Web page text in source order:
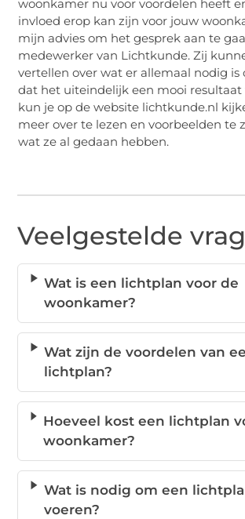
woonkamer nu voor voordelen heeft
invloed erop kan zijn voor jouw
mijn advies om het gesprek aan te
medewerker van Lichtkunde. Zij
vertellen over wat er allemaal nodig is
dat het uiteindelijk een mooi resultaat
kun je op de website lichtkunde.nl
meer over te lezen en voorbeelden te
wat ze al gedaan hebben.
Veelgestelde
Wat is een lichtplan voor de
woonkamer?
Wat zijn de voordelen van
lichtplan?
Hoeveel kost een lichtplan
woonkamer?
Wat is nodig om een
voeren?